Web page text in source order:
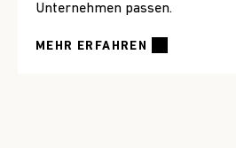
Unternehmen passen.
MEHR ERFAHREN